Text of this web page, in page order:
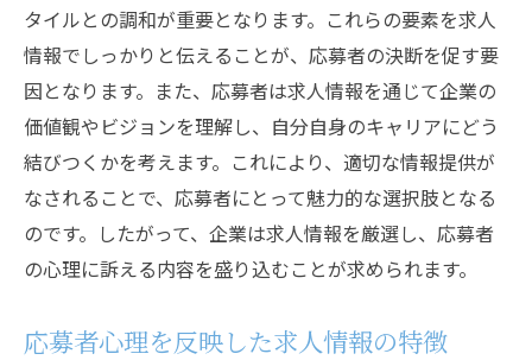
タイルとの調和が重要となります。これらの要素を求人
情報でしっかりと伝えることが、応募者の決断を促す要
因となります。また、応募者は求人情報を通じて企業の
価値観やビジョンを理解し、自分自身のキャリアにどう
結びつくかを考えます。これにより、適切な情報提供が
なされることで、応募者にとって魅力的な選択肢となる
のです。したがって、企業は求人情報を厳選し、応募者
の心理に訴える内容を盛り込むことが求められます。
応募者心理を反映した求人情報の特徴